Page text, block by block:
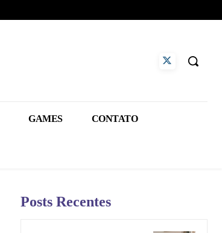
GAMES CONTATO
Posts Recentes